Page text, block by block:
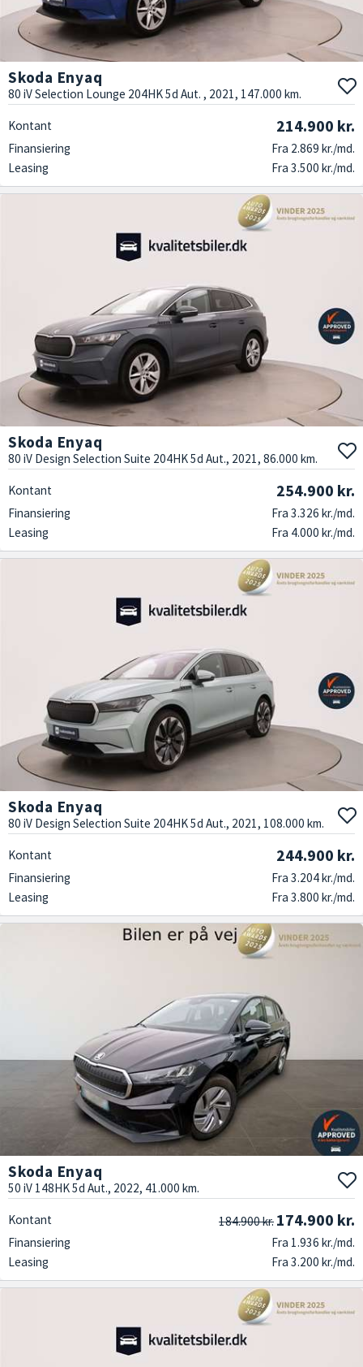
Skoda Enyaq
80 iV Selection Lounge 204HK 5d Aut. , 2021, 147.000 km.
Kontant 214.900 kr.
Finansiering
Fra 2.869 kr./md.
Leasing
Fra 3.500 kr./md.
Skoda Enyaq
80 iV Design Selection Suite 204HK 5d Aut., 2021, 86.000 km.
Kontant 254.900 kr.
Finansiering
Fra 3.326 kr./md.
Leasing
Fra 4.000 kr./md.
Skoda Enyaq
80 iV Design Selection Suite 204HK 5d Aut., 2021, 108.000 km.
Kontant 244.900 kr.
Finansiering
Fra 3.204 kr./md.
Leasing
Fra 3.800 kr./md.
Skoda Enyaq
50 iV 148HK 5d Aut., 2022, 41.000 km.
Kontant 184.900 kr. 174.900 kr.
Finansiering
Fra 1.936 kr./md.
Leasing
Fra 3.200 kr./md.